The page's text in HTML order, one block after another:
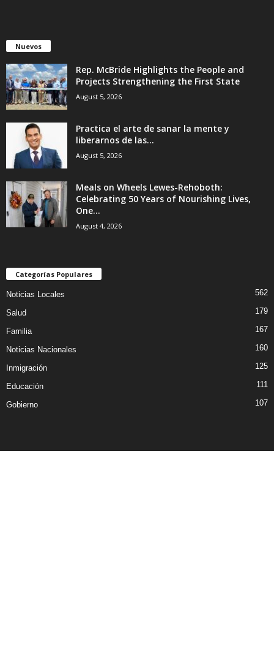
Nuevos
Rep. McBride Highlights the People and
Projects Strengthening the First State
August 5, 2026
Practica el arte de sanar la mente y
liberarnos de las...
August 5, 2026
Meals on Wheels Lewes-Rehoboth:
Celebrating 50 Years of Nourishing Lives,
One...
August 4, 2026
Categorías Populares
Noticias Locales 562
Salud 179
Familia 167
Noticias Nacionales 160
Inmigración 125
Educación 111
Gobierno 107